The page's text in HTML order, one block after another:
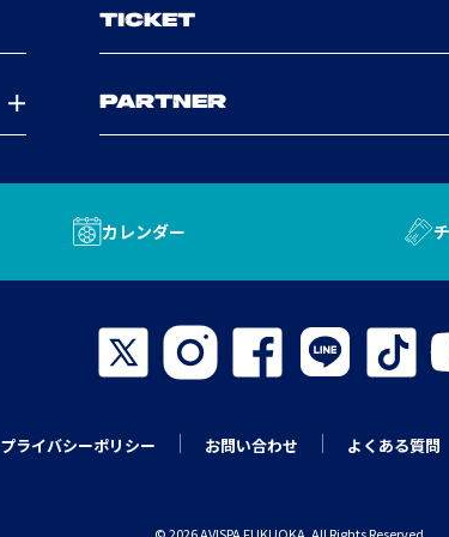
TICKET
PARTNER
カレンダー
プライバシーポリシー お問い合わせ よくある質問
© 2026 AVISPA FUKUOKA. All Rights Reserved.